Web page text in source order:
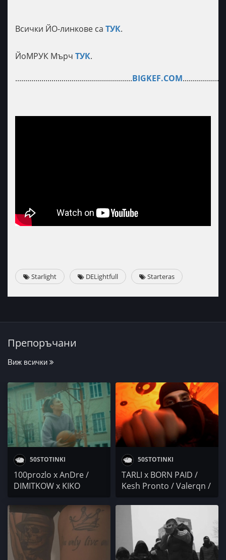
Всички ЙО-линкове са ТУК.
ЙоМРУК Мърч ТУК.
..........................................................BIGKEF.COM
Starlight DELightfull Starteras
Препоръчани
Виж всички
50STOTINKI
100prozlo x AnDre /
DIMITKOW x KIKO
Pronto / Месаря x EMIL
/ BANGZ / Flipperah / E7
/ Respect Records
Studios
50STOTINKI
TARLI x BORN PAID /
Kesh Pronto / Valerqn /
IMP / Месаря x Er
Dandi / Yo One x Жупен